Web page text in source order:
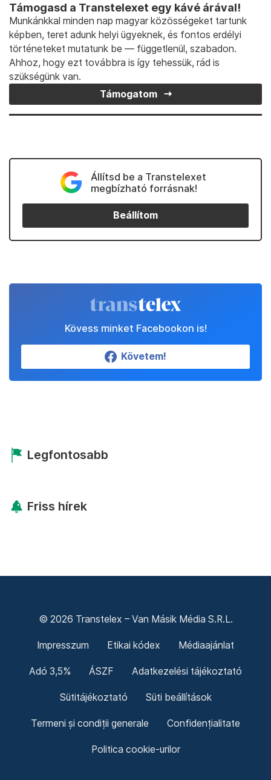
Támogasd a Transtelexet egy kávé árával!
Munkánkkal minden nap magyar közösségeket tartunk
képben, teret adunk helyi ügyeknek, és fontos erdélyi
történeteket mutatunk be — függetlenül, szabadon.
Ahhoz, hogy ezt továbbra is így tehessük, rád is
szükségünk van.
Támogatom
Állítsd be a Transtelexet
megbízható forrásnak!
Beállítom
Kövess minket Facebookon is!
Követem!
Legfontosabb
Friss hírek
© 2026 Transtelex – Van Másik Média S.R.L.
Impresszum Etikai kódex Médiaajánlat
Adó 3,5% ÁSZF Adatkezelési tájékoztató
Sütitájékoztató Süti beállítások
Termeni și condiții generale Confidențialitate
Politica cookie-urilor